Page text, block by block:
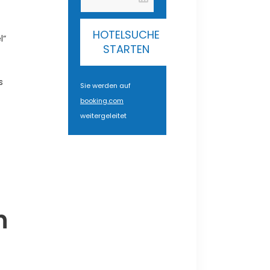
HOTELSUCHE
STARTEN
Sie werden auf
booking.com
weitergeleitet